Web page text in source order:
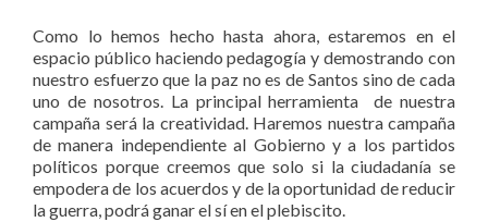
Como lo hemos hecho hasta ahora, estaremos en el
espacio público haciendo pedagogía y demostrando con
nuestro esfuerzo que la paz no es de Santos sino de cada
uno de nosotros. La principal herramienta de nuestra
campaña será la creatividad. Haremos nuestra campaña
de manera independiente al Gobierno y a los partidos
políticos porque creemos que solo si la ciudadanía se
empodera de los acuerdos y de la oportunidad de reducir
la guerra, podrá ganar el sí en el plebiscito.